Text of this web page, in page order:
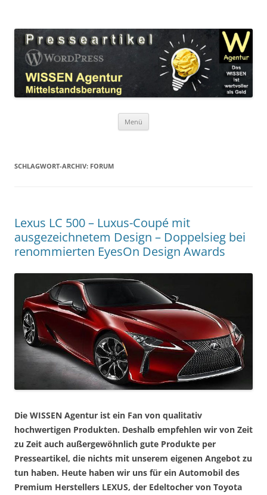
Agentur
Menü
SCHLAGWORT-ARCHIV: FORUM
Lexus LC 500 – Luxus-Coupé mit
ausgezeichnetem Design – Doppelsieg bei
renommierten EyesOn Design Awards
Die WISSEN Agentur ist ein Fan von qualitativ
hochwertigen Produkten. Deshalb empfehlen wir von Zeit
zu Zeit auch außergewöhnlich gute Produkte per
Presseartikel, die nichts mit unserem eigenen Angebot zu
tun haben. Heute haben wir uns für ein Automobil des
Premium Herstellers LEXUS, der Edeltocher von Toyota